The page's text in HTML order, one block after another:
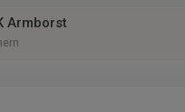
Armborst